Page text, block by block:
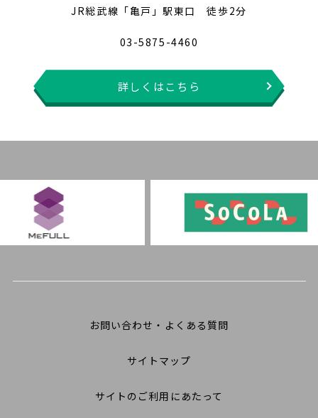
JR総武線「亀戸」駅東口 徒歩2分
03-5875-4460
詳しくはこちら
お問い合わせ・よくある質問
サイトマップ
サイトのご利用にあたって